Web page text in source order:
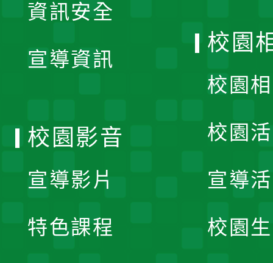
資訊安全
宣導資訊
校園
校園
校園
宣導
校園
校園影音
宣導影片
特色課程